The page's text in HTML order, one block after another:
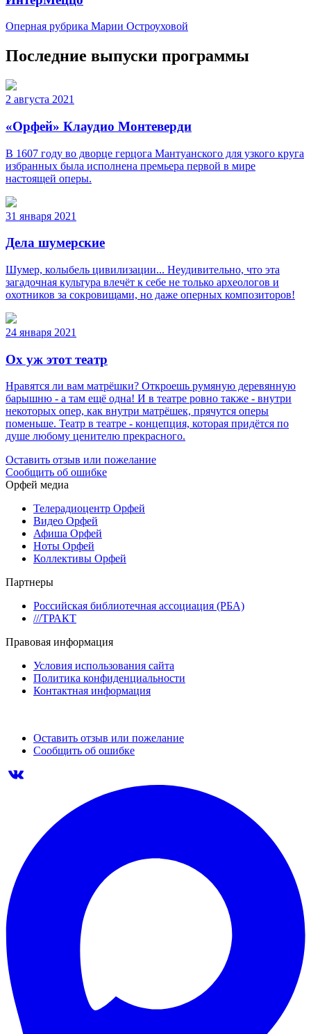
Оперная рубрика Марии Остроуховой
Последние выпуски программы
2 августа 2021
«Орфей» Клаудио Монтеверди
В 1607 году во дворце герцога Мантуанского для узкого круга
избранных была исполнена премьера первой в мире
настоящей оперы.
31 января 2021
Дела шумерские
Шумер, колыбель цивилизации... Неудивительно, что эта
загадочная культура влечёт к себе не только археологов и
охотников за сокровищами, но даже оперных композиторов!
24 января 2021
Ох уж этот театр
Нравятся ли вам матрёшки? Откроешь румяную деревянную
барышню - а там ещё одна! И в театре ровно также - внутри
некоторых опер, как внутри матрёшек, прячутся оперы
поменьше. Театр в театре - концепция, которая придётся по
душе любому ценителю прекрасного.
Оставить отзыв или пожелание
Сообщить об ошибке
Орфей медиа
Телерадиоцентр Орфей
Видео Орфей
Афиша Орфей
Ноты Орфей
Коллективы Орфей
Партнеры
Российская библиотечная ассоциация (РБА)
///ТРАКТ
Правовая информация
Условия использования сайта
Политика конфиденциальности
Контактная информация
Оставить отзыв или пожелание
Сообщить об ошибке